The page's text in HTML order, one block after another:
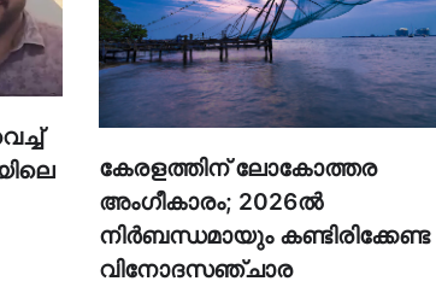
കേരളത്തിന് ലോകോത്തര
അംഗീകാരം; 2026ല്‍
നിര്‍ബന്ധമായും കണ്ടിരിക്കേണ്ട
വിനോദസഞ്ചാര